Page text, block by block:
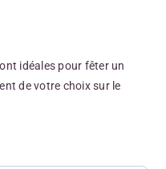
idéales pour fêter un
de votre choix sur le